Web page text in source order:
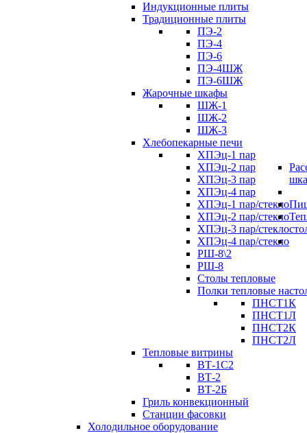
Индукционные плиты
Традиционные плиты
ПЭ-2
ПЭ-4
ПЭ-6
ПЭ-4ШЖ
ПЭ-6ШЖ
Жарочные шкафы
ШЖ-1
ШЖ-2
ШЖ-3
Хлебопекарные печи
ХПЭц-1 пар
ХПЭц-2 пар
ХПЭц-3 пар
ХПЭц-4 пар
ХПЭц-1 пар/стекло
ХПЭц-2 пар/стекло
ХПЭц-3 пар/стекло
ХПЭц-4 пар/стекло
РШ-8\2
РШ-8
Столы тепловые
Полки тепловые
ПНСТ1К
ПНСТ1Л
ПНСТ2К
ПНСТ2Л
Тепловые витрины
ВТ-1С2
ВТ-2
ВТ-2Б
Гриль конвекционный
Станции фасовки
Холодильное оборудование